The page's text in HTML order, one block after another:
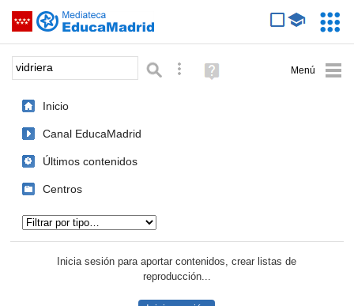
Saltar navegación
Palabra o frase: Búsqueda avanzada
Ayuda
(en
Inicio
Canal EducaMadrid
Últimos contenidos
Centros
Inicia sesión para aportar contenidos, crear listas de
reproducción...